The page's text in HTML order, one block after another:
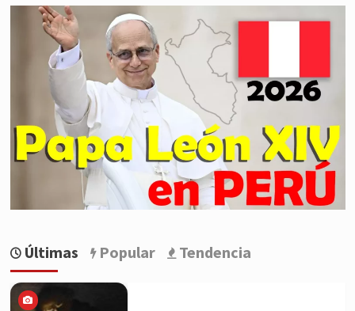
Últimas Popular Tendencia